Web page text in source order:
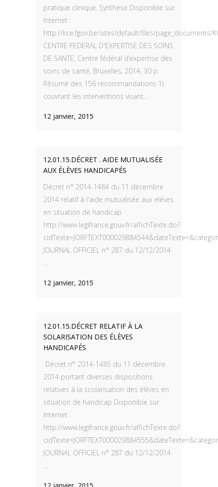
pratique clinique. Synthèse Disponible sur
Internet :
http://kce.fgov.be/sites/default/files/page_documents/
CENTRE FEDERAL D'EXPERTISE DES SOINS
DE SANTE, Centre fédéral d’expertise des
soins de santé, Bruxelles, 2014, 30 p.
Résumé des 156 recommandations 1)
couvrant les interventions visant...
12 janvier, 2015
12.01.15.DÉCRET . AIDE MUTUALISÉE
AUX ÉLÈVES HANDICAPÉS
Décret n° 2014-1484 du 11 décembre
2014 relatif à l'aide mutualisée aux élèves
en situation de handicap
http://www.legifrance.gouv.fr/affichTexte.do?
JOURNAL OFFICIEL n° 287 du 12/12/2014
...
12 janvier, 2015
12.01.15.DÉCRET RELATIF À LA
SOLARISATION DES ÉLÈVES
HANDICAPÉS
Décret n° 2014-1485 du 11 décembre
2014 portant diverses dispositions
relatives à la scolarisation des élèves en
situation de handicap Disponible sur
Internet :
http://www.legifrance.gouv.fr/affichTexte.do?
JOURNAL OFFICIEL n° 287 du 12/12/2014
...